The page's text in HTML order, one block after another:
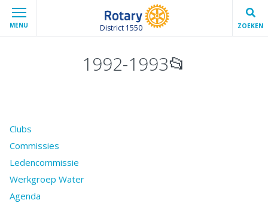
MENU District 1550 ZOEKEN
1992-1993📂
Clubs
Commissies
Ledencommissie
Werkgroep Water
Agenda